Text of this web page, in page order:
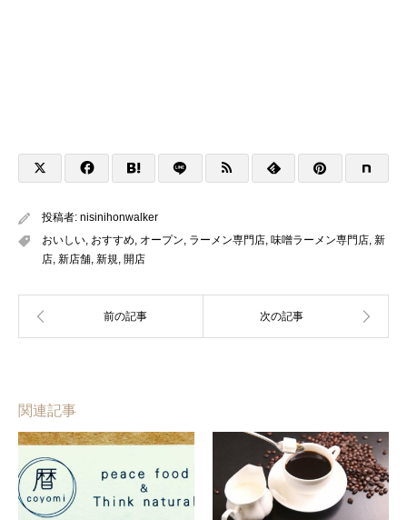
投稿者: nisinihonwalker
おいしい, おすすめ, オープン, ラーメン専門店, 味噌ラーメン専門店, 新
店, 新店舗, 新規, 開店
関連記事